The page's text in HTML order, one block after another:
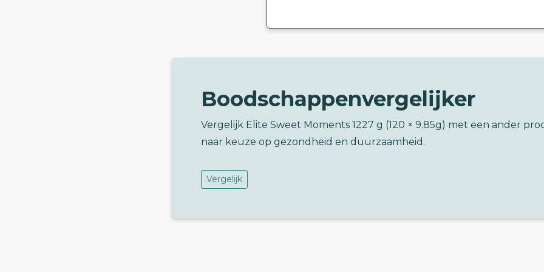
Boodschappenvergelijker
Vergelijk Elite Sweet Moments 1227 g (120 × 9.85g) met een ander
naar keuze op gezondheid en duurzaamheid.
Vergelijk